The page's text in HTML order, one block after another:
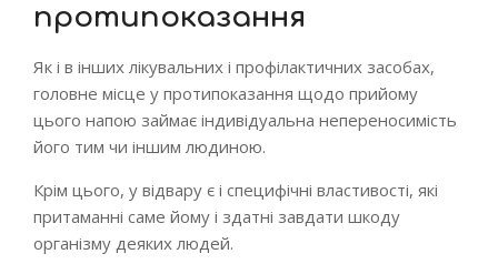
протипоказання
Як і в інших лікувальних і профілактичних засобах,
головне місце у протипоказання щодо прийому
цього напою займає індивідуальна непереносимість
його тим чи іншим людиною.
Крім цього, у відвару є і специфічні властивості, які
притаманні саме йому і здатні завдати шкоду
організму деяких людей.